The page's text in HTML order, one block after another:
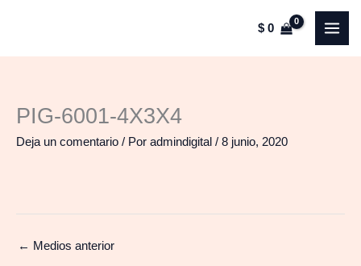
$0
PIG-6001-4X3X4
Deja un comentario / Por admindigital / 8 junio, 2020
← Medios anterior